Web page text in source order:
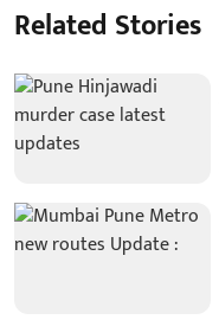
Related Stories